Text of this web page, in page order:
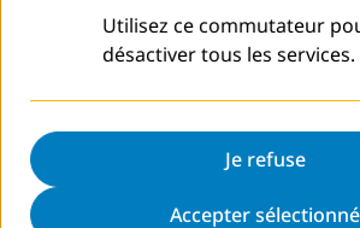
Utilisez ce commutateur
désactiver tous les services.
Je refuse
Accepter sélectionné